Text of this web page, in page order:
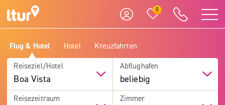
0
Flug & Hotel Hotel Kreuzfahrten
Reiseziel/Hotel
Boa Vista
Abflughafen
beliebig
Reisezeitraum Zimmer